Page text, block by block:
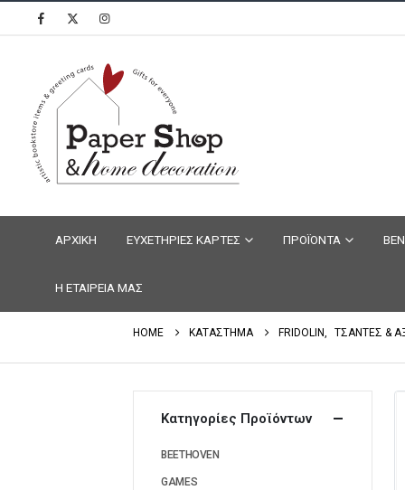
ΑΡΧΙΚΗ ΕΥΧΕΤΗΡΙΕΣ ΚΑΡΤΕΣ ΠΡΟΪΟΝΤΑ
Η ΕΤΑΙΡΕΙΑ ΜΑΣ
HOME ΚΑΤΑΣΤΗΜΑ FRIDOLIN, ΤΣΑΝΤΕΣ &
Κατηγορίες Προϊόντων
BEETHOVEN
GAMES